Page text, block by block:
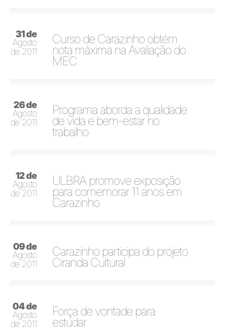
31 de
Agosto
de 2011
Curso de Carazinho obtém
nota máxima na Avaliação do
MEC
26 de
Agosto
de 2011
Programa aborda a qualidade
de vida e bem-estar no
trabalho
12 de
Agosto
de 2011
ULBRA promove exposição
para comemorar 11 anos em
Carazinho
09 de
Agosto
de 2011
Carazinho participa do projeto
Ciranda Cultural
04 de
Agosto
de 2011
Força de vontade para
estudar